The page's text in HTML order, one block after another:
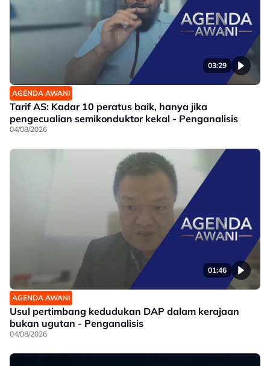
03:29
AGENDA AWANI
Tarif AS: Kadar 10 peratus baik, hanya jika
pengecualian semikonduktor kekal - Penganalisis
04/08/2026
01:46
AGENDA AWANI
Usul pertimbang kedudukan DAP dalam kerajaan
bukan ugutan - Penganalisis
04/08/2026